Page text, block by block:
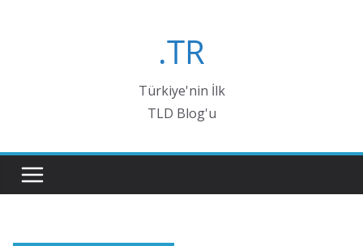
.TR
Türkiye'nin İlk
TLD Blog'u